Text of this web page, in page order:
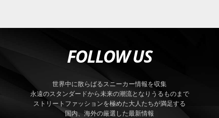
FOLLOW US
世界中に散らばるスニーカー情報を収集
永遠のスタンダードから未来の潮流となりうるものまで
ストリートファッションを極めた大人たちが満足する
国内、海外の厳選した最新情報